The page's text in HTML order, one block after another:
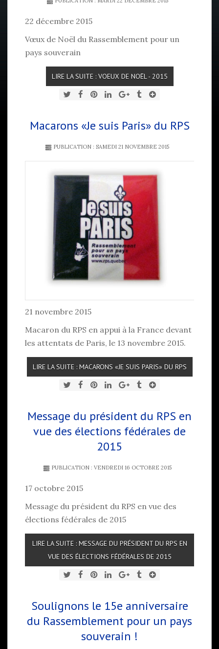
22 décembre 2015
Vœux de Noël du Rassemblement pour un
pays souverain
LIRE LA SUITE : VOEUX DE NOËL - 2015
Macarons «Je suis Paris» du RPS
PUBLICATION : SAMEDI 21 NOVEMBRE 2015
21 novembre 2015
Macaron du RPS en appui à la France devant
les attentats de Paris, le 13 novembre 2015.
LIRE LA SUITE : MACARONS «JE SUIS PARIS» DU RPS
Message du président du RPS en
vue des élections fédérales de
2015
PUBLICATION : VENDREDI 16 OCTOBRE 2015
17 octobre 2015
Message du président du RPS en vue des
élections fédérales de 2015
LIRE LA SUITE : MESSAGE DU PRÉSIDENT DU RPS EN
VUE DES ÉLECTIONS FÉDÉRALES DE 2015
Soulignons le 15e anniversaire
du Rassemblement pour un pays
souverain !